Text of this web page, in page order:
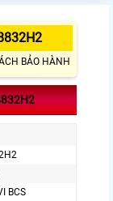
BẢO HÀNH
BCS